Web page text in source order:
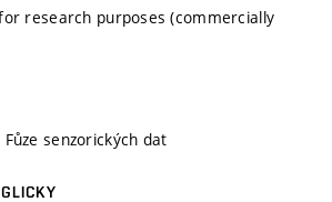
research purposes (commercially
Fůze senzorických dat